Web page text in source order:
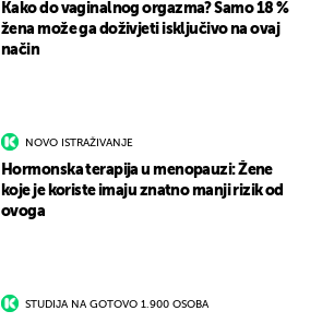
Kako do vaginalnog orgazma? Samo 18 %
žena može ga doživjeti isključivo na ovaj
način
NOVO ISTRAŽIVANJE
Hormonska terapija u menopauzi: Žene
koje je koriste imaju znatno manji rizik od
ovoga
STUDIJA NA GOTOVO 1.900 OSOBA